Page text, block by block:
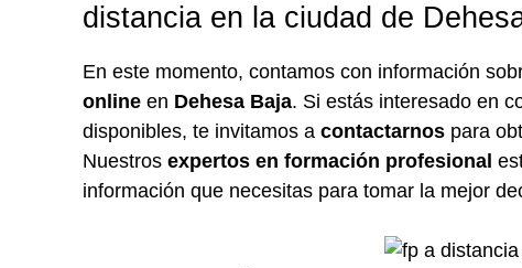
distancia en la ciudad de
En este momento, contamos con información
onlineen Dehesa Baja. Si estás interesado en
disponibles, te invitamos a contactarnospara
Nuestros expertos en formación profesional
información que necesitas para tomar la mejor